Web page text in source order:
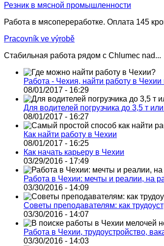
Резник в мясной промышленности
Работа в мясопереработке. Оплата 145
Pracovník ve výrobě
Стабильная работа рядом с Chlumec nad...
Работа - Чехия, найти работу в
08/01/2017 - 16:29
Для водителей погрузчика до 3,5 т
08/01/2017 - 16:27
Как найти работу в Чехии
08/01/2017 - 16:25
Как начать карьеру в Чехии
03/29/2016 - 17:49
Работа в Чехии: мечты и реалии, на
03/30/2016 - 14:09
Советы преподавателям: как
03/30/2016 - 14:07
Работа в Чехии, трудоустройство,
03/30/2016 - 14:03